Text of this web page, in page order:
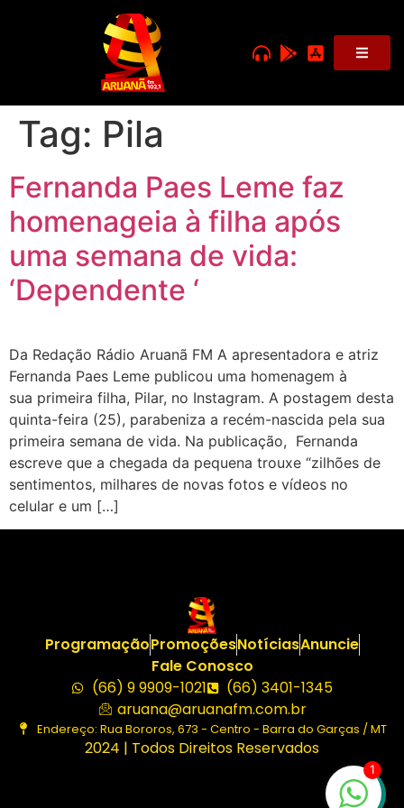
Tag: Pila
Fernanda Paes Leme faz
homenageia à filha após
uma semana de vida:
‘Dependente ‘
Da Redação Rádio Aruanã FM A apresentadora e atriz
Fernanda Paes Leme publicou uma homenagem à
sua primeira filha, Pilar, no Instagram. A postagem desta
quinta-feira (25), parabeniza a recém-nascida pela sua
primeira semana de vida. Na publicação, Fernanda
escreve que a chegada da pequena trouxe “zilhões de
sentimentos, milhares de novas fotos e vídeos no
celular e um […]
ProgramaçãoPromoçõesNotíciasAnuncie
Fale Conosco
(66) 9 9909-1021
(66) 3401-1345
aruana@aruanafm.com.br
Endereço: Rua Bororos, 673 - Centro - Barra do Garças / MT
2024 | Todos Direitos Reservados
1